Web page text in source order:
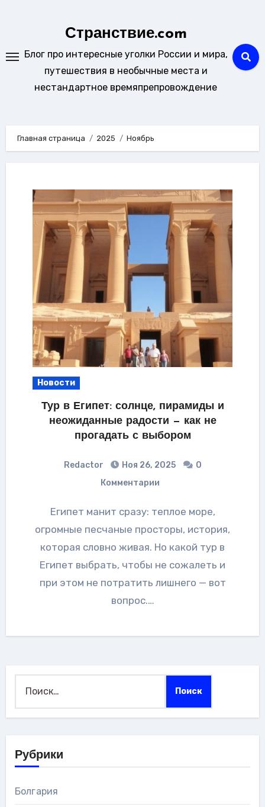
Странствие.com
Блог про интересные уголки России и мира,
путешествия в необычные места и
нестандартное времяпрепровождение
Главная страница 2025 Ноябрь
Новости
Тур в Египет: солнце, пирамиды и
неожиданные радости — как не
прогадать с выбором
Redactor Ноя 26, 2025
0
Комментарии
Египет манит сразу: теплое море,
огромные песчаные просторы, история,
которая словно живая. Но какой тур в
Египет выбрать, чтобы не сожалеть и
при этом не потратить лишнего — вот
вопрос.…
Рубрики
Болгария